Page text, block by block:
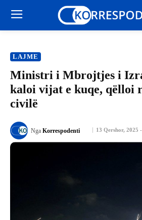
LAJME
Ministri i Mbrojtjes i
kaloi vijat e kuqe, qëlloi
civilë
13 Qershor, 2025
Nga Korrespodenti